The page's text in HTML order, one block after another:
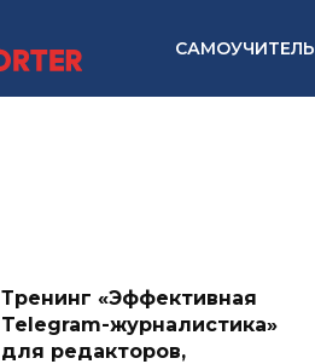
САМОУЧИТЕЛЬ
Тренинг «Эффективная
Telegram-журналистика»
для редакторов,